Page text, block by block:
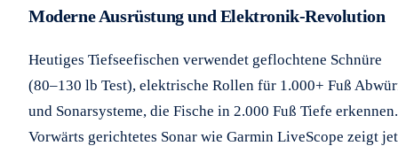
Moderne Ausrüstung und Elektronik-Revolution
Heutiges Tiefseefischen verwendet geflochtene Schnüre
(80–130 lb Test), elektrische Rollen für 1.000+ Fuß
und Sonarsysteme, die Fische in 2.000 Fuß Tiefe erkennen.
Vorwärts gerichtetes Sonar wie Garmin LiveScope zeigt